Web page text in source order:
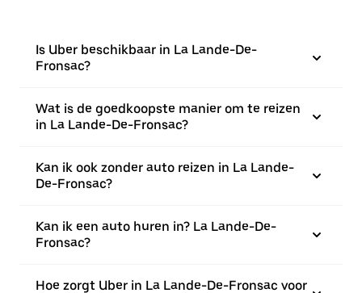
Is Uber beschikbaar in La Lande-De-
Fronsac?
Wat is de goedkoopste manier om te reizen
in La Lande-De-Fronsac?
Kan ik ook zonder auto reizen in La Lande-
De-Fronsac?
Kan ik een auto huren in? La Lande-De-
Fronsac?
Hoe zorgt Uber in La Lande-De-Fronsac voor